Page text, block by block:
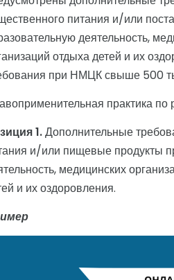
питания и/или
деятельность,
отдыха детей и их
при НМЦК свыше 500
практика
1.Дополнительные
и/или пищевые продукты
медицинских
и их оздоровления.